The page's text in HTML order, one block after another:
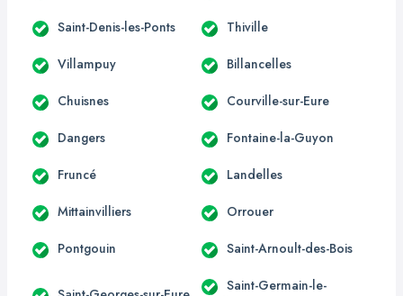
Saint-Denis-les-Ponts Thiville
Villampuy Billancelles
Chuisnes Courville-sur-Eure
Dangers Fontaine-la-Guyon
Fruncé Landelles
Mittainvilliers Orrouer
Pontgouin Saint-Arnoult-des-Bois
Saint-Germain-le-